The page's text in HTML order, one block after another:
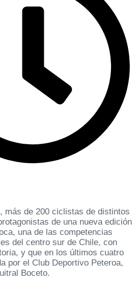
más de 200 ciclistas de distintos
de una nueva edición
una de las competencias
del centro sur de Chile, con
y que en los últimos cuatro
por el Club Deportivo Peteroa,
Boceto.